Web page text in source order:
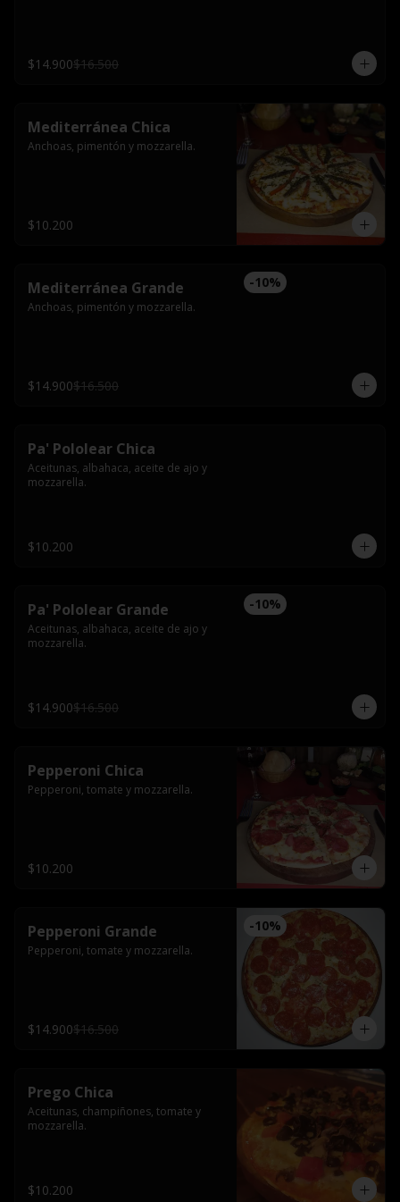
$14.900$16.500
Mediterránea Chica
Anchoas, pimentón y mozzarella.
$10.200
-10%
Mediterránea Grande
Anchoas, pimentón y mozzarella.
$14.900$16.500
Pa' Pololear Chica
Aceitunas, albahaca, aceite de ajo y
mozzarella.
$10.200
-10%
Pa' Pololear Grande
Aceitunas, albahaca, aceite de ajo y
mozzarella.
$14.900$16.500
Pepperoni Chica
Pepperoni, tomate y mozzarella.
$10.200
-10%
Pepperoni Grande
Pepperoni, tomate y mozzarella.
$14.900$16.500
Prego Chica
Aceitunas, champiñones, tomate y
mozzarella.
$10.200